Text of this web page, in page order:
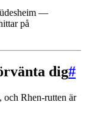
—
på
dig#
och Rhen-rutten är